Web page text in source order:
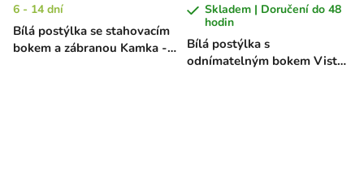
Bílá postýlka se stahovacím
bokem a zábranou Kamka -
6 - 14 dní
Bílá postýlka s
odnímatelným bokem Vista
Skladem | Doručení do 48
hodin